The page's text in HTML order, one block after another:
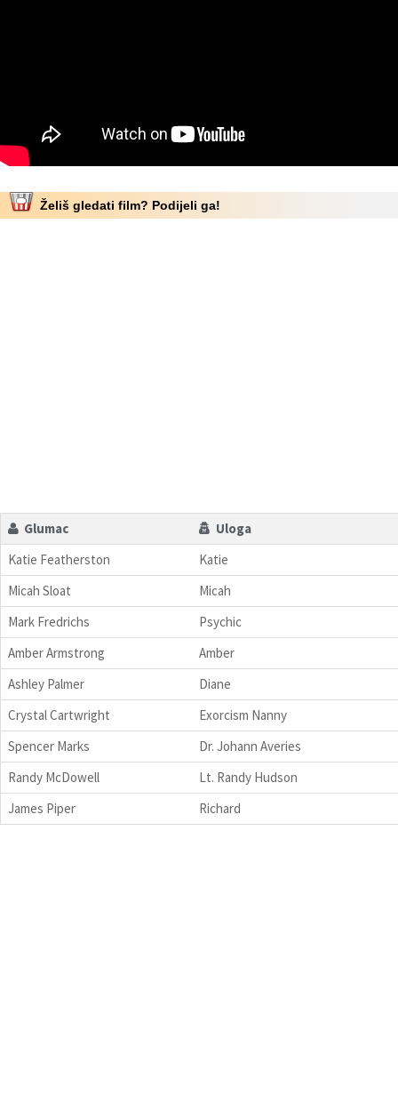
Želiš gledati film? Podijeli ga!
Glumac
Uloga
Katie Featherston
Katie
Micah Sloat
Micah
Mark Fredrichs
Psychic
Amber Armstrong
Amber
Ashley Palmer
Diane
Crystal Cartwright
Exorcism Nanny
Spencer Marks
Dr. Johann Averies
Randy McDowell
Lt. Randy Hudson
James Piper
Richard